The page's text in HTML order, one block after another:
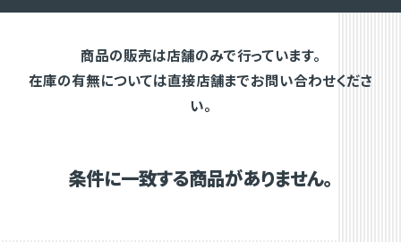
商品の販売は店舗のみで行っています。
在庫の有無については直接店舗までお問い合わせくださ
い。
条件に一致する商品がありません。